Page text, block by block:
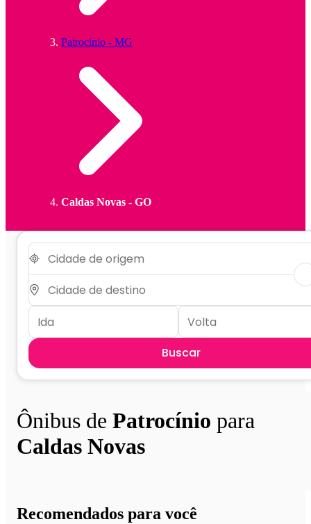
Patrocínio - MG
Caldas Novas - GO
Buscar
Ônibus de Patrocínio para
Caldas Novas
Recomendados para você